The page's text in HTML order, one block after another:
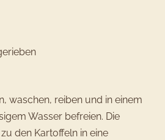
waschen, reiben und in einem
Wasser befreien. Die
den Kartoffeln in eine